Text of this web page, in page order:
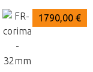
1850,00 €
1790,00 €
1790,00 €